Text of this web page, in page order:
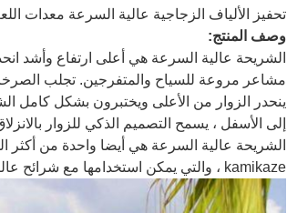
تحفيز الألياف الزجاجية عالية السرعة معدات
وصف المنتج:
الشريحة عالية السرعة هي أعلى ارتفاع وأشد
مشاعر مروعة للسياح والمتفرجين. تجلب
ينحدر الزوار من الأعلى ويختبرون بشكل كامل
إلى الأسفل ، يسمح التصميم الذكي للزوار
الشريحة عالية السرعة هي أيضا واحدة من أكثر
kamikaze ، والتي يمكن استخدامها مع شرائح عالية السرعة ، بحيث يمكن للزوار تجربة سرعات مختلفة في التحفيز.